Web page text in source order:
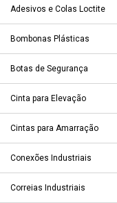
Adesivos e Colas Loctite
Bombonas Plásticas
Botas de Segurança
Cinta para Elevação
Cintas para Amarração
Conexões Industriais
Correias Industriais